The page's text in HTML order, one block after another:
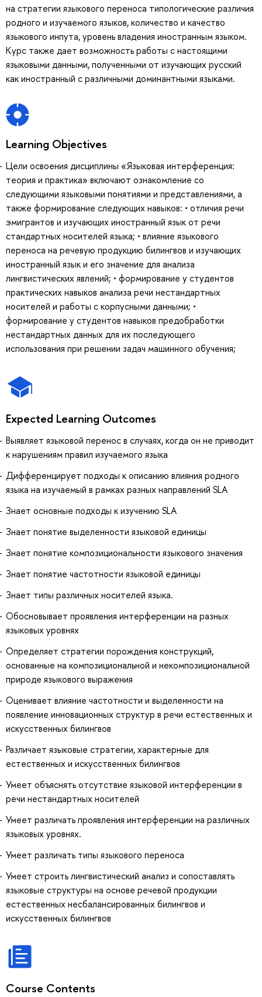
на стратегии языкового переноса типологические различия
родного и изучаемого языков, количество и качество
языкового инпута, уровень владения иностранным языком.
Курс также дает возможность работы с настоящими
языковыми данными, полученными от изучающих русский
как иностранный с различными доминантными языками.
Learning Objectives
Цели освоения дисциплины «Языковая интерференция:
теория и практика» включают ознакомление со
следующими языковыми понятиями и представлениями, а
также формирование следующих навыков: • отличия речи
эмигрантов и изучающих иностранный язык от речи
стандартных носителей языка; • влияние языкового
переноса на речевую продукцию билингвов и изучающих
иностранный язык и его значение для анализа
лингвистических явлений; • формирование у студентов
практических навыков анализа речи нестандартных
носителей и работы с корпусными данными; •
формирование у студентов навыков предобработки
нестандартных данных для их последующего
использования при решении задач машинного обучения;
Expected Learning Outcomes
Выявляет языковой перенос в случаях, когда он не приводит
к нарушениям правил изучаемого языка
Дифференцирует подходы к описанию влияния родного
языка на изучаемый в рамках разных направлений SLA
Знает основные подходы к изучению SLA
Знает понятие выделенности языковой единицы
Знает понятие композициональности языкового значения
Знает понятие частотности языковой единицы
Знает типы различных носителей языка.
Обосновывает проявления интерференции на разных
языковых уровнях
Определяет стратегии порождения конструкций,
основанные на композициональной и некомпозициональной
природе языкового выражения
Оценивает влияние частотности и выделенности на
появление инновационных структур в речи естественных и
искусственных билингвов
Различает языковые стратегии, характерные для
естественных и искусственных билингвов
Умеет объяснять отсутствие языковой интерференции в
речи нестандартных носителей
Умеет различать проявления интерференции на различных
языковых уровнях.
Умеет различать типы языкового переноса
Умеет строить лингвистический анализ и сопоставлять
языковые структуры на основе речевой продукции
естественных несбалансированных билингвов и
искусственных билингвов
Course Contents